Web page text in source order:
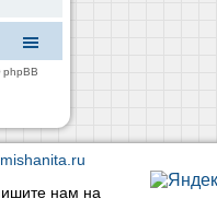
phpBB
mishanita.ru
нам на